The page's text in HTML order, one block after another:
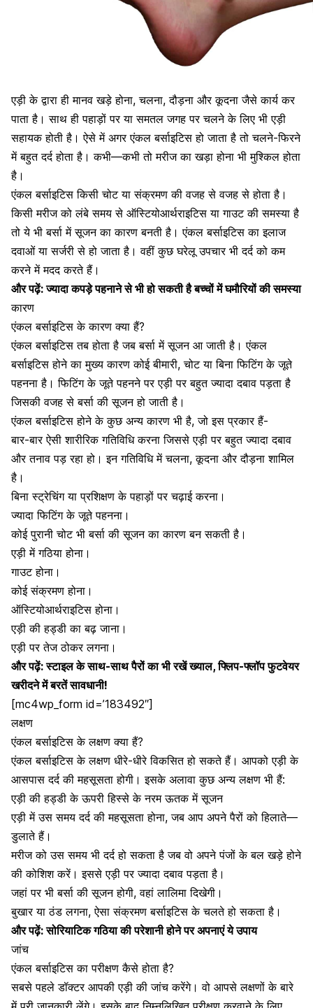
एड़ी के द्वारा ही मानव खड़े होना, चलना, दौड़ना और कूदना जैसे कार्य कर
पाता है। साथ ही पहाड़ों पर या समतल जगह पर चलने के लिए भी एड़ी
सहायक होती है। ऐसे में अगर एंकल बर्साइटिस हो जाता है तो चलने-फिरने
में बहुत दर्द होता है। कभी—कभी तो मरीज का खड़ा होना भी मुश्किल होता
है।
एंकल बर्साइटिस किसी चोट या संक्रमण की वजह से वजह से होता है।
किसी मरीज को लंबे समय से ऑस्टियोआर्थराइटिस या गाउट की समस्या है
तो ये भी बर्सा में सूजन का कारण बनती है। एंकल बर्साइटिस का इलाज
दवाओं या सर्जरी से हो जाता है। वहीं कुछ घरेलू उपचार भी दर्द को कम
करने में मदद करते हैं।
और पढ़ें:ज्यादा कपड़े पहनाने से भी हो सकती है बच्चों में घमौरियों की समस्या
कारण
एंकल बर्साइटिस के कारण क्या हैं?
एंकल बर्साइटिस तब होता है जब बर्सा में सूजन आ जाती है। एंकल
बर्साइटिस होने का मुख्य कारण कोई बीमारी, चोट याबिना फिटिंग के जूते
पहनना है। फिटिंग के जूते पहनने पर एड़ी पर बहुत ज्यादा दबाव पड़ता है
जिसकी वजह से बर्सा की सूजन हो जाती है।
एंकल बर्साइटिस होने के कुछ अन्य कारण भी है, जो इस प्रकार हैं-
बार-बार ऐसी शारीरिक गतिविधि करना जिससे एड़ी पर बहुत ज्यादा दबाव
और तनाव पड़ रहा हो। इन गतिविधि में चलना, कूदना और दौड़ना शामिल
है।
बिना स्ट्रेचिंग या प्रशिक्षण के पहाड़ों पर चढ़ाई करना।
ज्यादा फिटिंग के जूते पहनना।
कोई पुरानी चोट भी बर्सा की सूजन का कारण बन सकती है।
एड़ी में गठिया होना।
गाउट होना ।
कोई संक्रमण होना।
ऑस्टियोआर्थराइटिस होना।
एड़ी की हड्डी का बढ़ जाना।
एड़ी पर तेज ठोकर लगना।
और पढ़ें:स्टाइल के साथ-साथ पैरों का भी रखें ख्याल, फ्लिप-फ्लॉप फुटवेयर
खरीदने में बरतें सावधानी!
[mc4wp_form id=’183492″]
लक्षण
एंकल बर्साइटिस के लक्षण क्या हैं?
एंकल बर्साइटिस के लक्षण धीरे-धीरे विकसित हो सकते हैं। आपकोएड़ी के
आसपास दर्द की महसूसता होगी । इसके अलावा कुछ अन्य लक्षण भी हैं:
एड़ी की हड्डी के ऊपरी हिस्से के नरम ऊतक में सूजन
एड़ी में उस समय दर्द की महसूसता होना, जब आप अपने पैरों को हिलाते—
डुलाते हैं।
मरीज को उस समय भी दर्द हो सकता है जब वो अपने पंजों के बल खड़े होने
की कोशिश करें। इससे एड़ी पर ज्यादा दबाव पड़ता है।
जहां पर भी बर्सा की सूजन होगी, वहां लालिमा दिखेगी।
बुखार या ठंड लगना, ऐसा संक्रमण बर्साइटिस के चलते हो सकता है।
और पढ़ें:सोरियाटिक गठिया की परेशानी होने पर अपनाएं ये उपाय
जांच
एंकल बर्साइटिस का परीक्षण कैसे होता है?
सबसे पहले डॉक्टर आपकी एड़ी की जांच करेंगे। वो आपसे लक्षणों के बारे